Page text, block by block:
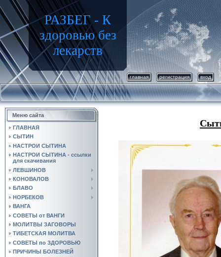
РАЗБЕГ - К
здоровью без
лекарств
главная регистрация вход
Меню сайта
ГЛАВНАЯ
СЫТИН
НАСТРОИ СЫТИНА
НАСТРОИ СЫТИНА - ссылки
для скачивания
ЛЕВШИНОВ
КОНОВАЛОВ
БЛАВО
НОРБЕКОВ
ВАНГА
СОВЕТЫ от ВАНГИ
МОЛИТВЫ ЗАГОВОРЫ
ТИБЕТСКАЯ МОЛИТВА
СОВЕТЫ по ЗДОРОВЬЮ
ПРИЧИНЫ БОЛЕЗНЕЙ